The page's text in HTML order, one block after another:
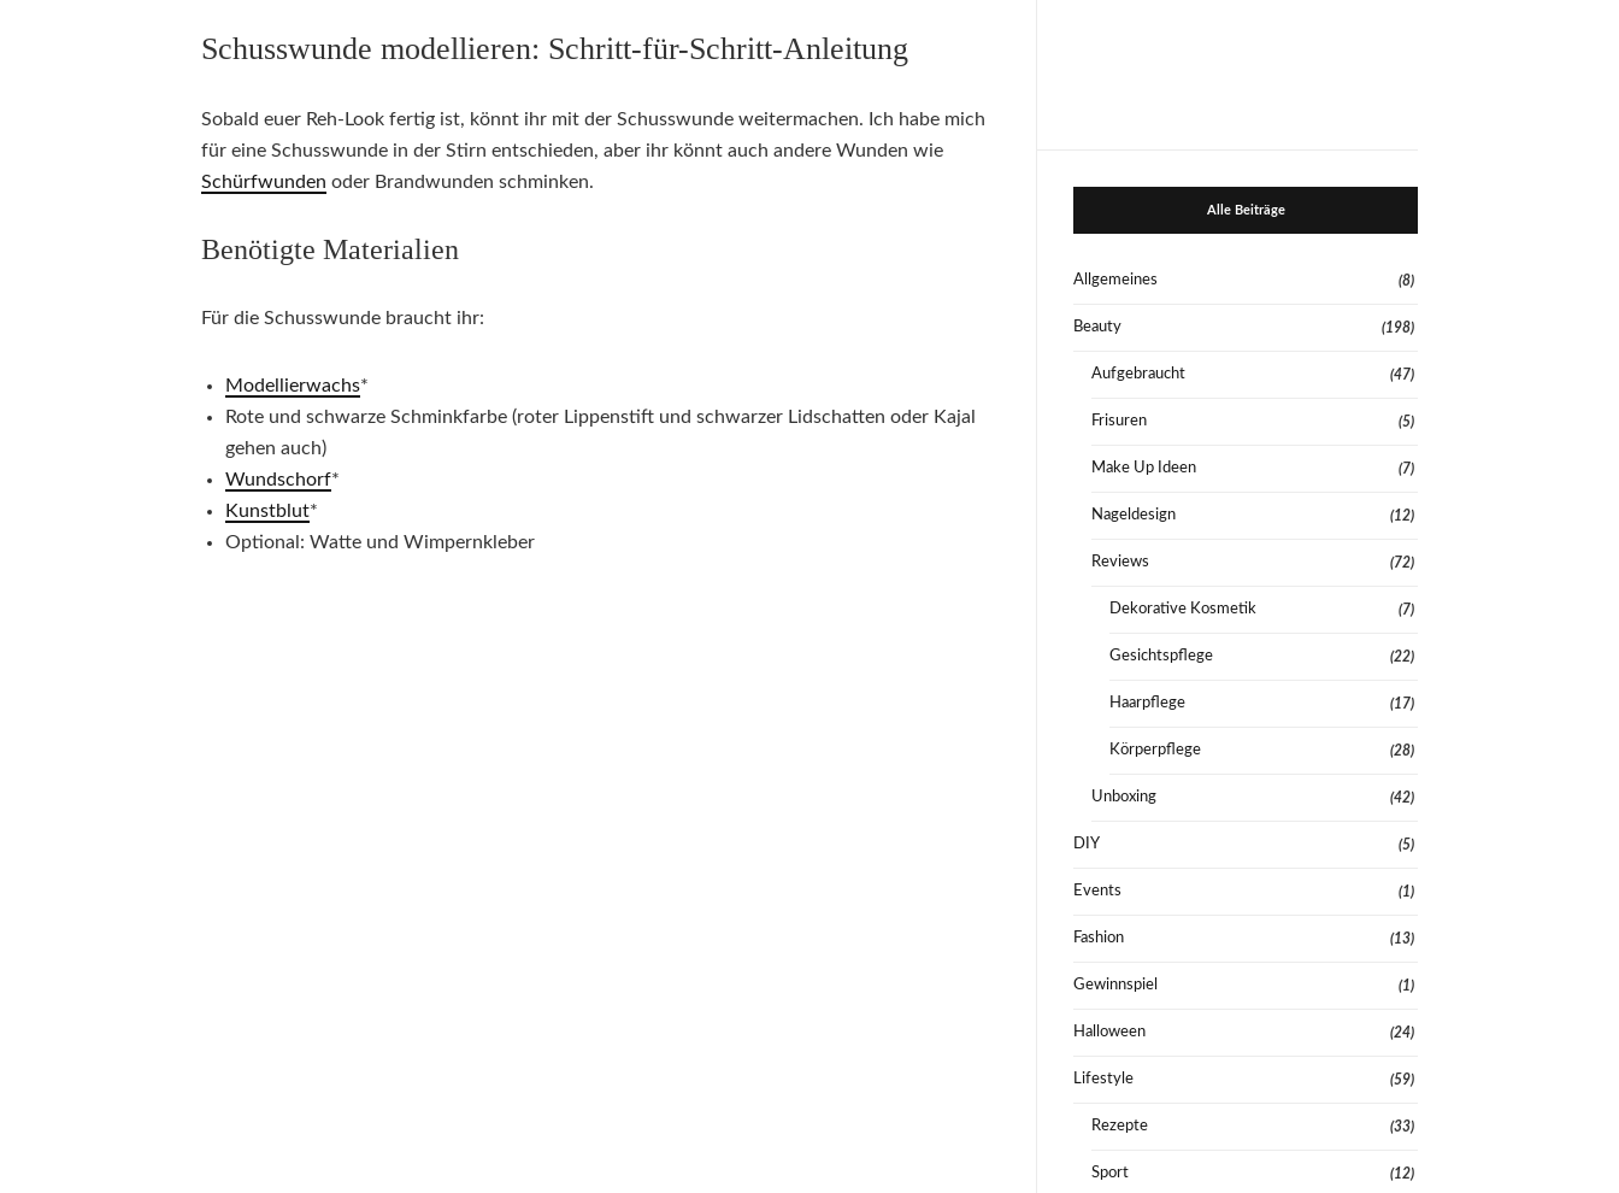
Schusswunde modellieren: Schritt-für-Schritt-Anleitung
Sobald euer Reh-Look fertig ist, könnt ihr mit der Schusswunde weitermachen. Ich habe mich
für eine Schusswunde in der Stirn entschieden, aber ihr könnt auch andere Wunden wie
Schürfwunden oder Brandwunden schminken.
Benötigte Materialien
Für die Schusswunde braucht ihr:
Modellierwachs*
Rote und schwarze Schminkfarbe (roter Lippenstift und schwarzer Lidschatten oder Kajal
gehen auch)
Wundschorf*
Kunstblut*
Optional: Watte und Wimpernkleber
Alle Beiträge
Allgemeines (8)
Beauty (198)
Aufgebraucht (47)
Frisuren (5)
Make Up Ideen (7)
Nageldesign (12)
Reviews (72)
Dekorative Kosmetik (7)
Gesichtspflege (22)
Haarpflege (17)
Körperpflege (28)
Unboxing (42)
DIY (5)
Events (1)
Fashion (13)
Gewinnspiel (1)
Halloween (24)
Lifestyle (59)
Rezepte (33)
Sport (12)